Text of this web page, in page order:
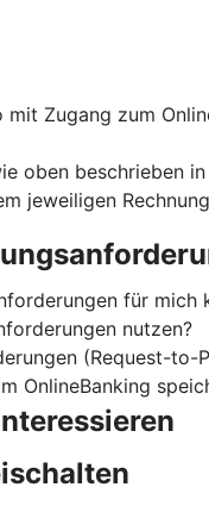
Zugang zum
oben beschrieben
jeweiligen
für mich
nutzen?
(Request-to-
OnlineBanking